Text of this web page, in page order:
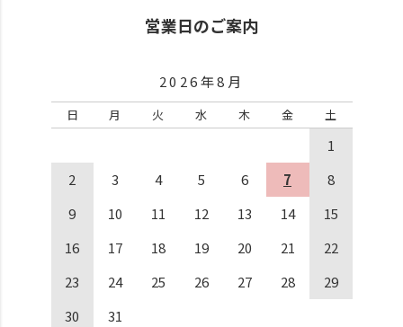
営業日のご案内
2026年8月
日 月 火 水 木 金 土
1
2
3 4 5 6 7
8
9
10 11 12 13 14
15
16
17 18 19 20 21
22
23
24 25 26 27 28
29
30
31